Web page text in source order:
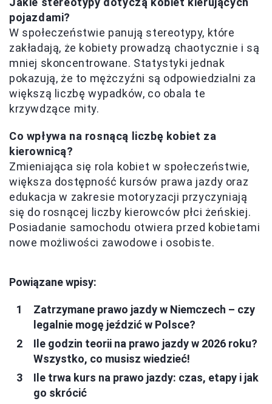
pojazdami?
W społeczeństwie panują stereotypy, które
zakładają, że kobiety prowadzą chaotycznie i są
mniej skoncentrowane. Statystyki jednak
pokazują, że to mężczyźni są odpowiedzialni za
większą liczbę wypadków, co obala te
krzywdzące mity.
Co wpływa na rosnącą liczbę kobiet za
kierownicą?
Zmieniająca się rola kobiet w społeczeństwie,
większa dostępność kursów prawa jazdy oraz
edukacja w zakresie motoryzacji przyczyniają
się do rosnącej liczby kierowców płci żeńskiej.
Posiadanie samochodu otwiera przed kobietami
nowe możliwości zawodowe i osobiste.
Powiązane wpisy:
Zatrzymane prawo jazdy w Niemczech – czy
legalnie mogę jeździć w Polsce?
Ile godzin teorii na prawo jazdy w 2026 roku?
Wszystko, co musisz wiedzieć!
Ile trwa kurs na prawo jazdy: czas, etapy i jak
go skrócić